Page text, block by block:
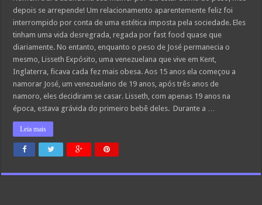
abandona
sua
mulher
por
estar
acima
peso,
mas
depois
se
depois se arrepende! Um relacionamento aparentemente feliz foi
interrompido por conta de uma estética imposta pela sociedade. Eles
tinham uma vida desregrada, regada por fast food quase que
diariamente. No entanto, enquanto o peso de José permanecia o
mesmo, Lisseth Expósito, uma venezuelana que vive em Kent,
Inglaterra, ficava cada fez mais obesa. Aos 15 anos ela começou a
namorar José, um venezuelano de 19 anos, após três anos de
namoro, eles decidiram se casar. Lisseth, com apenas 19 anos na
época, estava grávida do primeiro bebê deles. Durante a …
Leia mais